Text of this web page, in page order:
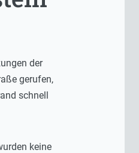
der
gerufen,
schnell
keine